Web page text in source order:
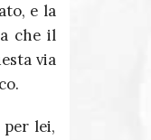
e la
che il
via
lei,